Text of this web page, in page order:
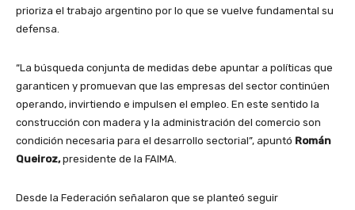
prioriza el trabajo argentino por lo que se vuelve fundamental su
defensa.
“La búsqueda conjunta de medidas debe apuntar a políticas que
garanticen y promuevan que las empresas del sector continúen
operando, invirtiendo e impulsen el empleo. En este sentido la
construcción con madera y la administración del comercio son
condición necesaria para el desarrollo sectorial”, apuntó Román
Queiroz,presidente de la FAIMA.
Desde la Federación señalaron que se planteó seguir